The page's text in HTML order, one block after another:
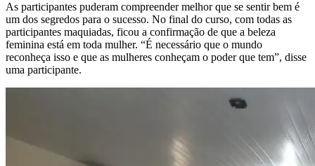
As participantes puderam compreender melhor que se sentir bem é
um dos segredos para o sucesso. No final do curso, com todas as
participantes maquiadas, ficou a confirmação de que a beleza
feminina está em toda mulher. “É necessário que o mundo
reconheça isso e que as mulheres conheçam o poder que tem”, disse
uma participante.